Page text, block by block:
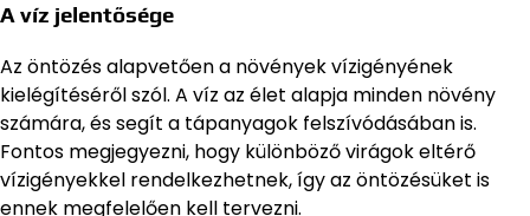
A víz jelentősége
Az öntözés alapvetően a növények vízigényének
kielégítéséről szól. A víz az élet alapja minden növény
számára, és segít a tápanyagok felszívódásában is.
Fontos megjegyezni, hogy különböző virágok eltérő
vízigényekkel rendelkezhetnek, így az öntözésüket is
ennek megfelelően kell tervezni.